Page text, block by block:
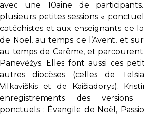
avec une 10aine de
plusieurs petites sessions «
catéchistes et aux enseignants de
de Noël, au temps de l’Avent, et
au temps de Carême, et
Panevėžys. Elles font aussi ces
autres diocèses (celles de
Vilkaviškis et de Kaišiadorys).
enregistrements des versions
ponctuels : Évangile de Noël,